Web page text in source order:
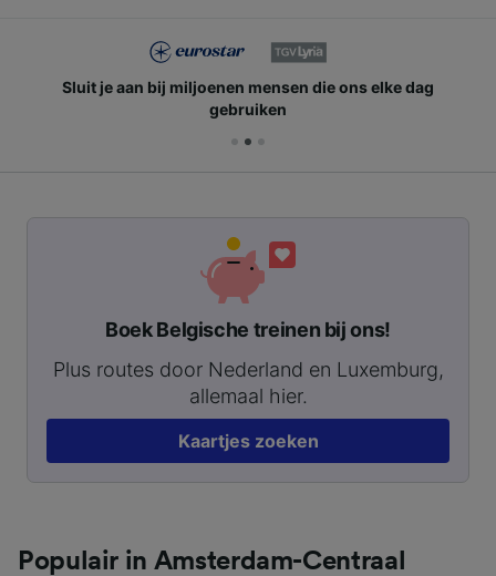
Sluit je aan bij miljoenen mensen die ons elke dag
gebruiken
Boek Belgische treinen bij ons!
Plus routes door Nederland en Luxemburg,
allemaal hier.
Kaartjes zoeken
Populair in Amsterdam-Centraal